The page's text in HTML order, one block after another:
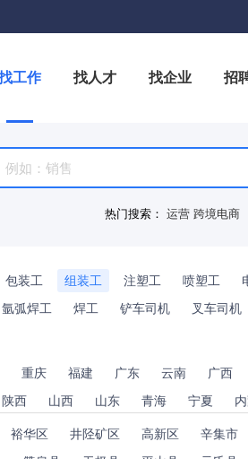
工作 找人才 找企业 招
热门搜索： 运营 跨境电商
包装工 组装工 注塑工 喷塑工
氩弧焊工 焊工 铲车司机 叉车司机
重庆 福建 广东 云南 广西
陕西 山西 山东 青海 宁夏
裕华区 井陉矿区 高新区 辛集市